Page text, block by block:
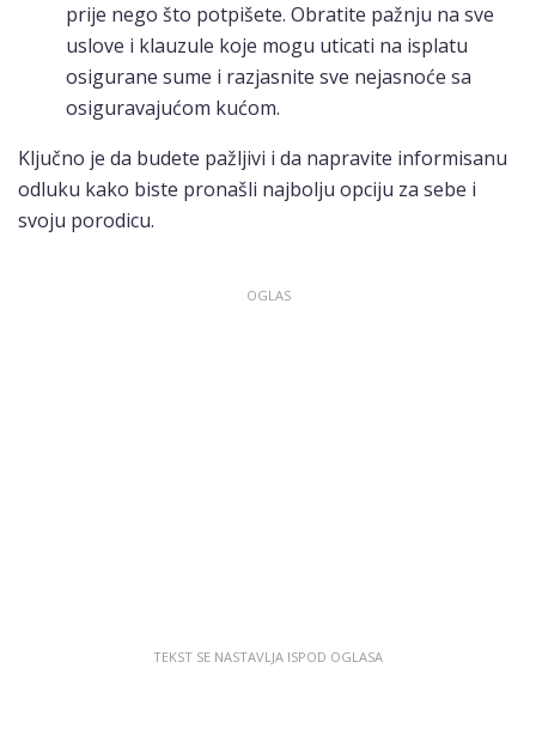
prije nego što potpišete. Obratite pažnju na sve
uslove i klauzule koje mogu uticati na isplatu
osigurane sume i razjasnite sve nejasnoće sa
osiguravajućom kućom.
Ključno je da budete pažljivi i da napravite informisanu
odluku kako biste pronašli najbolju opciju za sebe i
svoju porodicu.